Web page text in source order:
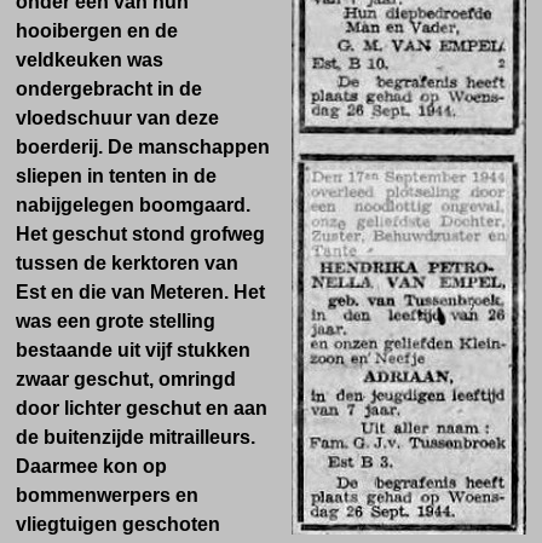
hooibergen en de
veldkeuken was
ondergebracht in de
vloedschuur van deze
boerderij. De manschappen
sliepen in tenten in de
nabijgelegen boomgaard.
Het geschut stond grofweg
tussen de kerktoren van
Est en die van Meteren. Het
was een grote stelling
bestaande uit vijf stukken
zwaar geschut, omringd
door lichter geschut en aan
de buitenzijde mitrailleurs.
Daarmee kon op
bommenwerpers en
vliegtuigen geschoten